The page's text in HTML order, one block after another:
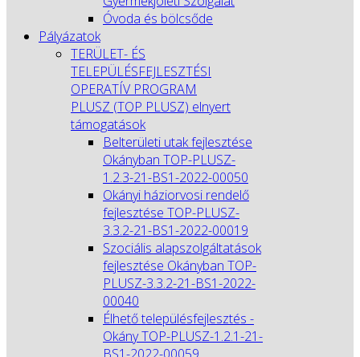
Óvoda és bölcsőde
Pályázatok
TERÜLET- ÉS
TELEPÜLÉSFEJLESZTÉSI
OPERATÍV PROGRAM
PLUSZ (TOP PLUSZ) elnyert
támogatások
Belterületi utak fejlesztése
Okányban TOP-PLUSZ-
1.2.3-21-BS1-2022-00050
Okányi háziorvosi rendelő
fejlesztése TOP-PLUSZ-
3.3.2-21-BS1-2022-00019
Szociális alapszolgáltatások
fejlesztése Okányban TOP-
PLUSZ-3.3.2-21-BS1-2022-
00040
Élhető településfejlesztés -
Okány TOP-PLUSZ-1.2.1-21-